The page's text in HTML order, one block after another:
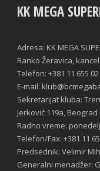
KK MEGA
Adresa: KK MEGA
Ranko Žeravica,
Telefon: +381 11 655
E-mail:
Sekretarijat kluba:
Jerković 119a, Beograd
Radno vreme:
Telefon/Fax: +381 11
Predsednik: Velimir
Generalni menadžer: